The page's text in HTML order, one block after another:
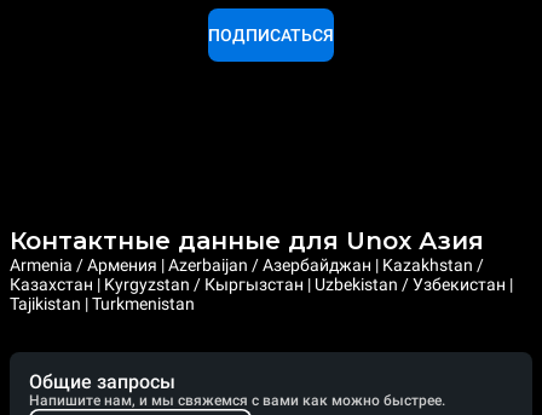
ПОДПИСАТЬСЯ
Контактные данные для Unox Азия
Armenia / Армения | Azerbaijan / Азербайджан | Kazakhstan /
Казахстан | Kyrgyzstan / Кыргызстан | Uzbekistan / Узбекистан |
Tajikistan | Turkmenistan
Общие запросы
Напишите нам, и мы свяжемся с вами как можно быстрее.